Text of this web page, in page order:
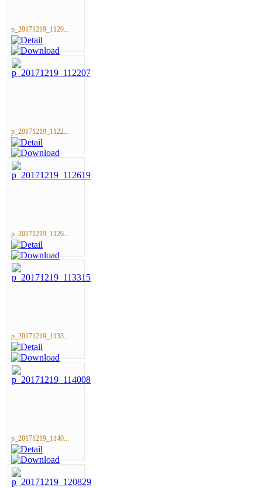
p_20171219_1120...
p_20171219_1122...
p_20171219_1126...
p_20171219_1133...
p_20171219_1140...